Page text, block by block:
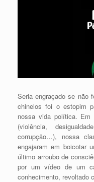
Seria engraçado se não
chinelos foi o estopim
nossa vida política.
(violência,
corrupção…), nossa
engajaram em boicotar
último arroubo de
por um vídeo de um
conhecimento, revoltado